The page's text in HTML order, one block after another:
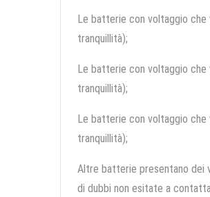
Le batterie con voltaggio
tranquillità);
Le batterie con voltaggio
tranquillità);
Le batterie con voltaggio
tranquillità);
Altre batterie presentano dei
di dubbi non esitate a